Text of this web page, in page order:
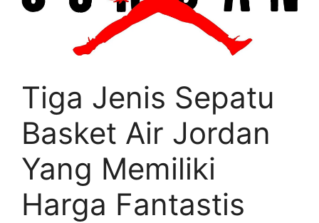
Tiga Jenis Sepatu
Basket Air Jordan
Yang Memiliki
Harga Fantastis